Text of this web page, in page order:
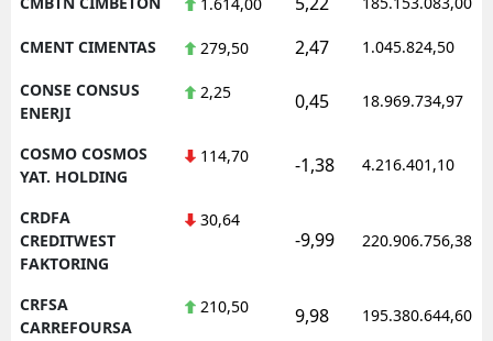
CMENT CIMENTAS 279,50 2,47 1.045.824,50
CONSE CONSUS
ENERJI
2,25 0,45 18.969.734,97
COSMO COSMOS
YAT. HOLDING
114,70 -1,38 4.216.401,10
CRDFA
CREDITWEST
FAKTORING
30,64
-9,99 220.906.756,38
CRFSA
CARREFOURSA
210,50 9,98 195.380.644,60